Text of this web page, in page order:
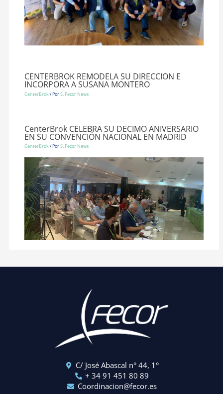
CENTERBROK REMODELA SU DIRECCION E
INCORPORA A SUSANA MONTERO
CenterBrok / PorS. Fecor News
CenterBrok CELEBRA SU DECIMO ANIVERSARIO
EN SU CONVENCIÓN NACIONAL EN MADRID
CenterBrok/ PorS. Fecor News
C/ José Abascal n° 44, 1°
+ 34 91 451 80 89
Coordinacion@fecor.es